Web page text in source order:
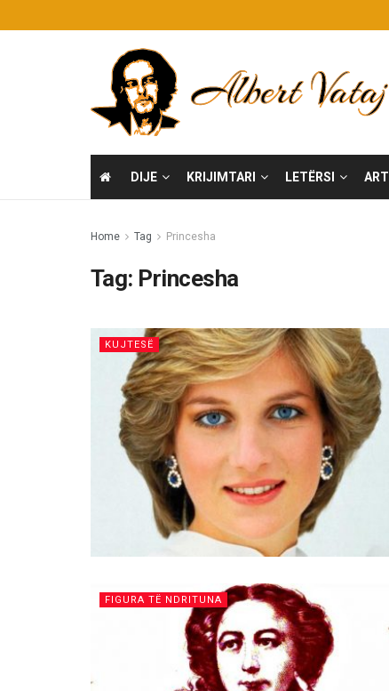
DIJE KRIJIMTARI LETËRSI ART
Home Tag Princesha
Tag: Princesha
KUJTESË
FIGURA TË NDRITUNA